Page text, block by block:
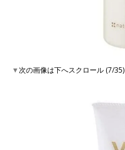
▼次の画像は下へスクロール (7/35)